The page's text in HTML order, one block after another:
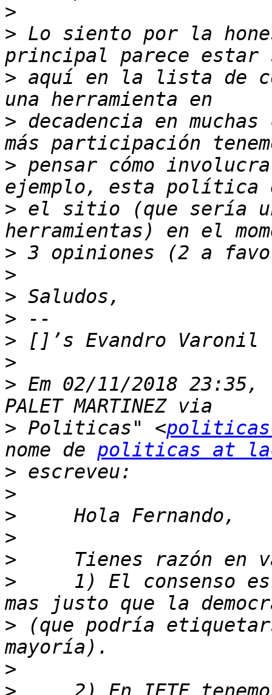
>
> Lo siento por la
> aquí en la lista de
> decadencia en
> pensar cómo
> el sitio (que sería
>
>
>
>
>
>
> ﻿Em 02/11/2018 23:35,
> Politicas" <
nome de politicas at
>
>
>
>
>
>
1) El consenso
> (que podría
>